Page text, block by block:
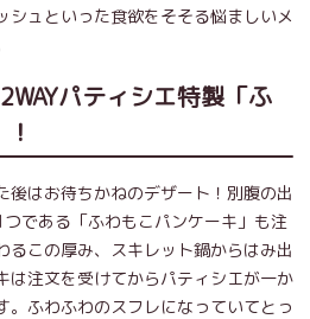
シュといった食欲をそそる悩ましいメ
パティシエ特製「ふ
後はお待ちかねのデザート！別腹の出
である「ふわもこパンケーキ」も注
るこの厚み、スキレット鍋からはみ出
は注文を受けてからパティシエが一か
。ふわふわのスフレになっていてとっ